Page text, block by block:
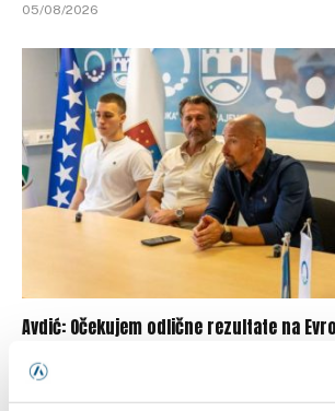
05/08/2026
Avdić: Očekujem odlične rezultate na
05/08/2026